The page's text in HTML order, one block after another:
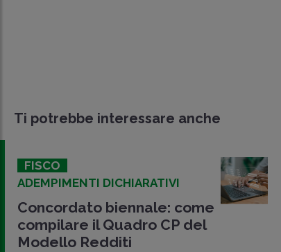
Ti potrebbe interessare anche
FISCO
ADEMPIMENTI DICHIARATIVI
Concordato biennale: come
compilare il Quadro CP del
Modello Redditi